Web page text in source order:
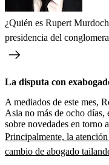
¿Quién es Rupert
presidencia del
La disputa con
A mediados de este mes,
Asia no más de ocho
sobre novedades en torno
Principalmente, la
cambio de abogado